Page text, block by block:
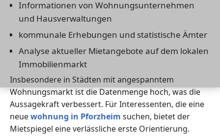
Informationen von Wohnungsunternehmen
und Hausverwaltungen
kommunale Erhebungen und statistische Ämter
Analyse aktueller Mietangebote auf dem lokalen
Immobilienmarkt
Insbesondere in Städten mit angespanntem
Wohnungsmarkt ist die Datenmenge hoch, was die
Aussagekraft verbessert. Für Interessenten, die eine
neuewohnung in Pforzheim suchen, bietet der
Mietspiegel eine verlässliche erste Orientierung.